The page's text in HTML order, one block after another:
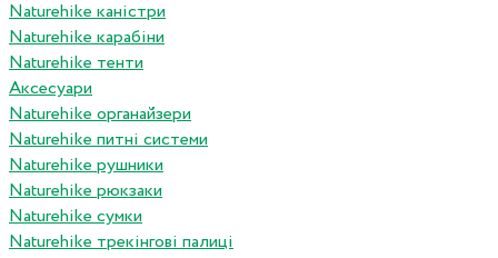
Naturehike каністри
Naturehike карабіни
Naturehike тенти
Аксесуари
Naturehike органайзери
Naturehike питні системи
Naturehike рушники
Naturehike рюкзаки
Naturehike сумки
Naturehike трекінгові палиці